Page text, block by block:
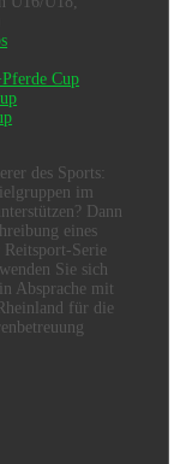
Cup
des Sports:
im
Dann
eines
Serie
Sie sich
in Absprache mit
für die